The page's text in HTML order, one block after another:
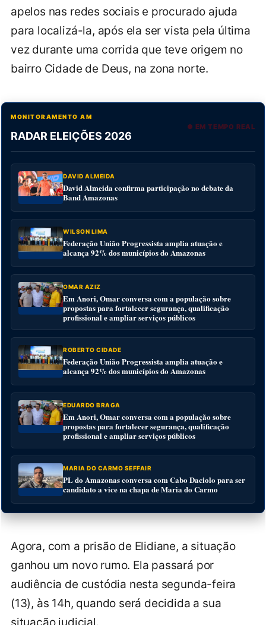
apelos nas redes sociais e procurado ajuda
para localizá-la, após ela ser vista pela última
vez durante uma corrida que teve origem no
bairro Cidade de Deus, na zona norte.
MONITORAMENTO AM
RADAR ELEIÇÕES 2026
● EM TEMPO REAL
DAVID ALMEIDA
David Almeida confirma participação no debate da
Band Amazonas
WILSON LIMA
Federação União Progressista amplia atuação e
alcança 92% dos municípios do Amazonas
OMAR AZIZ
Em Anori, Omar conversa com a população sobre
propostas para fortalecer segurança, qualificação
profissional e ampliar serviços públicos
ROBERTO CIDADE
Federação União Progressista amplia atuação e
alcança 92% dos municípios do Amazonas
EDUARDO BRAGA
Em Anori, Omar conversa com a população sobre
propostas para fortalecer segurança, qualificação
profissional e ampliar serviços públicos
MARIA DO CARMO SEFFAIR
PL do Amazonas conversa com Cabo Daciolo para ser
candidato a vice na chapa de Maria do Carmo
Agora, com a prisão de Elidiane, a situação
ganhou um novo rumo. Ela passará por
audiência de custódia nesta segunda-feira
(13), às 14h, quando será decidida a sua
situação judicial.